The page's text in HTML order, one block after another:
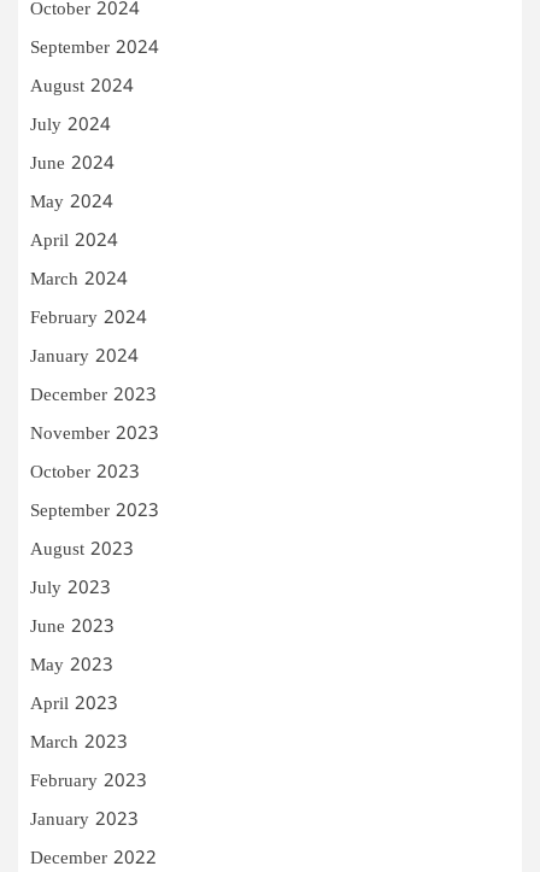
October 2024
September 2024
August 2024
July 2024
June 2024
May 2024
April 2024
March 2024
February 2024
January 2024
December 2023
November 2023
October 2023
September 2023
August 2023
July 2023
June 2023
May 2023
April 2023
March 2023
February 2023
January 2023
December 2022